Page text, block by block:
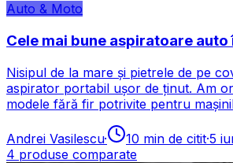
Auto & Moto
Cele mai bune aspiratoare
Nisipul de la mare și pietrele de pe
aspirator portabil ușor de ținut. Am
modele fără fir potrivite pentru
Andrei Vasilescu· 10 min de citit·5
4 produse comparate